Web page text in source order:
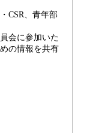
CSR、青年部
会に参加いた
の情報を共有